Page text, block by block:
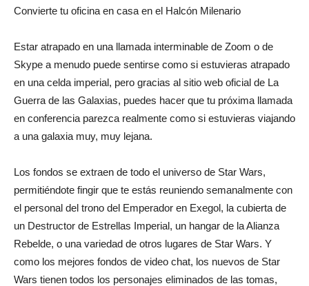
y
belleza
del
momento
Convierte tu oficina en casa en el Halcón Milenario
Estar atrapado en una llamada interminable de Zoom o de
Skype a menudo puede sentirse como si estuvieras atrapado
en una celda imperial, pero gracias al sitio web oficial de La
Guerra de las Galaxias, puedes hacer que tu próxima llamada
en conferencia parezca realmente como si estuvieras viajando
a una galaxia muy, muy lejana.
Los fondos se extraen de todo el universo de Star Wars,
permitiéndote fingir que te estás reuniendo semanalmente con
el personal del trono del Emperador en Exegol, la cubierta de
un Destructor de Estrellas Imperial, un hangar de la Alianza
Rebelde, o una variedad de otros lugares de Star Wars. Y
como los mejores fondos de video chat, los nuevos de Star
Wars tienen todos los personajes eliminados de las tomas,